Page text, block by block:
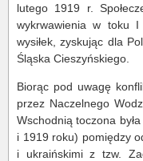
lutego 1919 r.
wykrwawienia w toku I
wysiłek, zyskując dla
Śląska Cieszyńskiego.
Biorąc pod uwagę
przez Naczelnego
Wschodnią toczona
i 1919 roku) pomiędzy
i ukraińskimi z tzw.